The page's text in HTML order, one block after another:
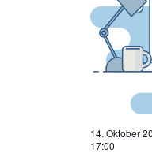
14. Oktober
17:00